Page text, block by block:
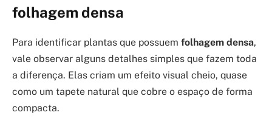
folhagem densa
Para identificar plantas que possuem folhagem densa,
vale observar alguns detalhes simples que fazem toda
a diferença. Elas criam um efeito visual cheio, quase
como um tapete natural que cobre o espaço de forma
compacta.